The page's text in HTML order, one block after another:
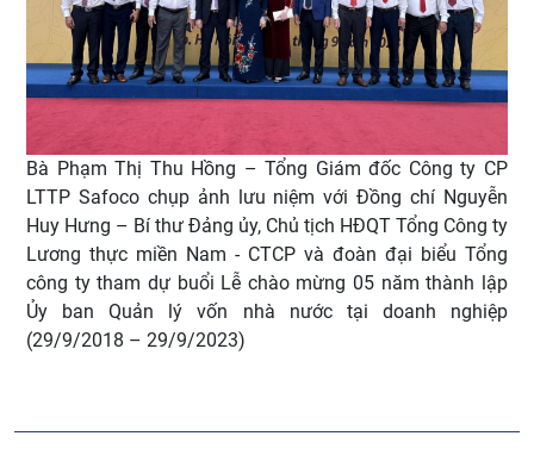
Bà Phạm Thị Thu Hồng – Tổng Giám đốc Công ty CP
LTTP Safoco chụp ảnh lưu niệm với Đồng chí Nguyễn
Huy Hưng – Bí thư Đảng ủy, Chủ tịch HĐQT Tổng Công ty
Lương thực miền Nam - CTCP và đoàn đại biểu Tổng
công ty tham dự buổi Lễ chào mừng 05 năm thành lập
Ủy ban Quản lý vốn nhà nước tại doanh nghiệp
(29/9/2018 – 29/9/2023)